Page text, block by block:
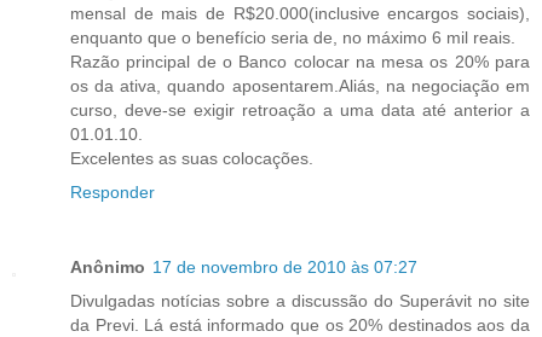
mensal de mais de R$20.000(inclusive encargos sociais),
enquanto que o benefício seria de, no máximo 6 mil reais.
Razão principal de o Banco colocar na mesa os 20% para
os da ativa, quando aposentarem.Aliás, na negociação em
curso, deve-se exigir retroação a uma data até anterior a
01.01.10.
Excelentes as suas colocações.
Responder
Anônimo 17 de novembro de 2010 às 07:27
Divulgadas notícias sobre a discussão do Superávit no site
da Previ. Lá está informado que os 20% destinados aos da